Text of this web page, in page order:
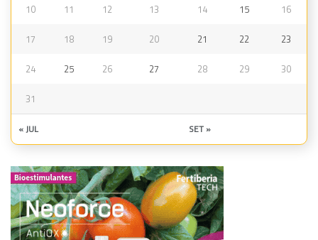
10 11 12 13 14 15 16
17 18 19 20 21 22 23
24 25 26 27 28 29 30
31
« JUL SET »